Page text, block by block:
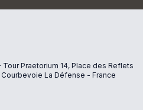
Tour Praetorium 14, Place des Reflets
La Défense - France